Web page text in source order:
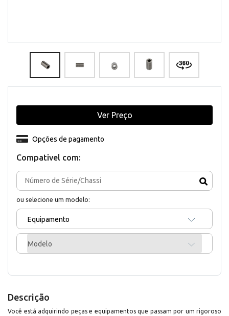
Compativel com:
ou selecione um modelo:
Equipamento
Modelo
Opções de pagamento
Ver Preço
Descrição
Você está adquirindo peças e equipamentos que passam por um rigoroso